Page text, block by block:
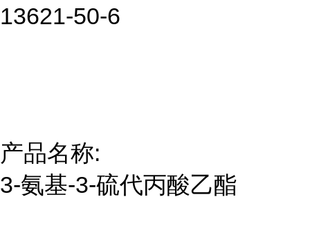
13621-50-6
产品名称:
3-氨基-3-硫代丙酸乙酯